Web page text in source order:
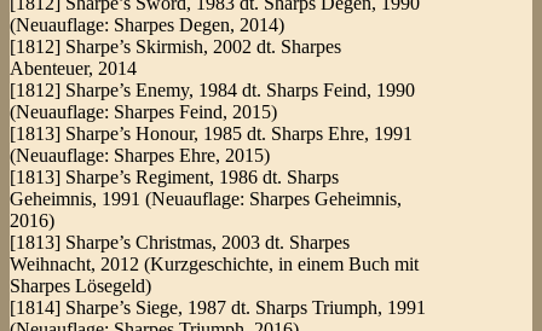
(Neuauflage: Sharpes Degen, 2014)
[1812] Sharpe’s Skirmish, 2002 dt. Sharpes
Abenteuer, 2014
[1812] Sharpe’s Enemy, 1984 dt. Sharps Feind, 1990
(Neuauflage: Sharpes Feind, 2015)
[1813] Sharpe’s Honour, 1985 dt. Sharps Ehre, 1991
(Neuauflage: Sharpes Ehre, 2015)
[1813] Sharpe’s Regiment, 1986 dt. Sharps
Geheimnis, 1991 (Neuauflage: Sharpes Geheimnis,
2016)
[1813] Sharpe’s Christmas, 2003 dt. Sharpes
Weihnacht, 2012 (Kurzgeschichte, in einem Buch mit
Sharpes Lösegeld)
[1814] Sharpe’s Siege, 1987 dt. Sharps Triumph, 1991